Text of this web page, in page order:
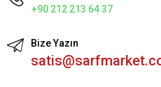
+90 212 213 64 37
Bize Yazın